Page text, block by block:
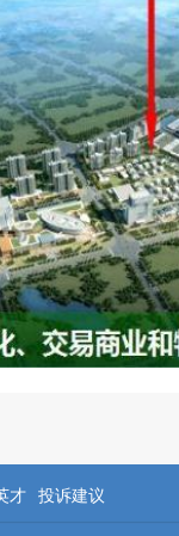
才 投诉建议